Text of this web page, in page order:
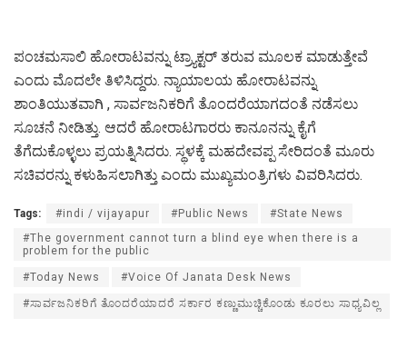
ಪಂಚಮಸಾಲಿ ಹೋರಾಟವನ್ನು ಟ್ರ್ಯಾಕ್ಟರ್ ತರುವ ಮೂಲಕ ಮಾಡುತ್ತೇವೆ
ಎಂದು ಮೊದಲೇ ತಿಳಿಸಿದ್ದರು. ನ್ಯಾಯಾಲಯ ಹೋರಾಟವನ್ನು
ಶಾಂತಿಯುತವಾಗಿ , ಸಾರ್ವಜನಿಕರಿಗೆ ತೊಂದರೆಯಾಗದಂತೆ ನಡೆಸಲು
ಸೂಚನೆ ನೀಡಿತ್ತು. ಆದರೆ ಹೋರಾಟಗಾರರು ಕಾನೂನನ್ನು ಕೈಗೆ
ತೆಗೆದುಕೊಳ್ಳಲು ಪ್ರಯತ್ನಿಸಿದರು. ಸ್ಥಳಕ್ಕೆ ಮಹದೇವಪ್ಪ ಸೇರಿದಂತೆ ಮೂರು
ಸಚಿವರನ್ನು ಕಳುಹಿಸಲಾಗಿತ್ತು ಎಂದು ಮುಖ್ಯಮಂತ್ರಿಗಳು ವಿವರಿಸಿದರು.
Tags: #indi / vijayapur #Public News
#State News
#The government cannot turn a blind eye when there is a
problem for the public
#Today News #Voice Of Janata Desk News
#ಸಾರ್ವಜನಿಕರಿಗೆ ತೊಂದರೆಯಾದರೆ ಸರ್ಕಾರ ಕಣ್ಣುಮುಚ್ಚಿಕೊಂಡು ಕೂರಲು ಸಾಧ್ಯವಿಲ್ಲ